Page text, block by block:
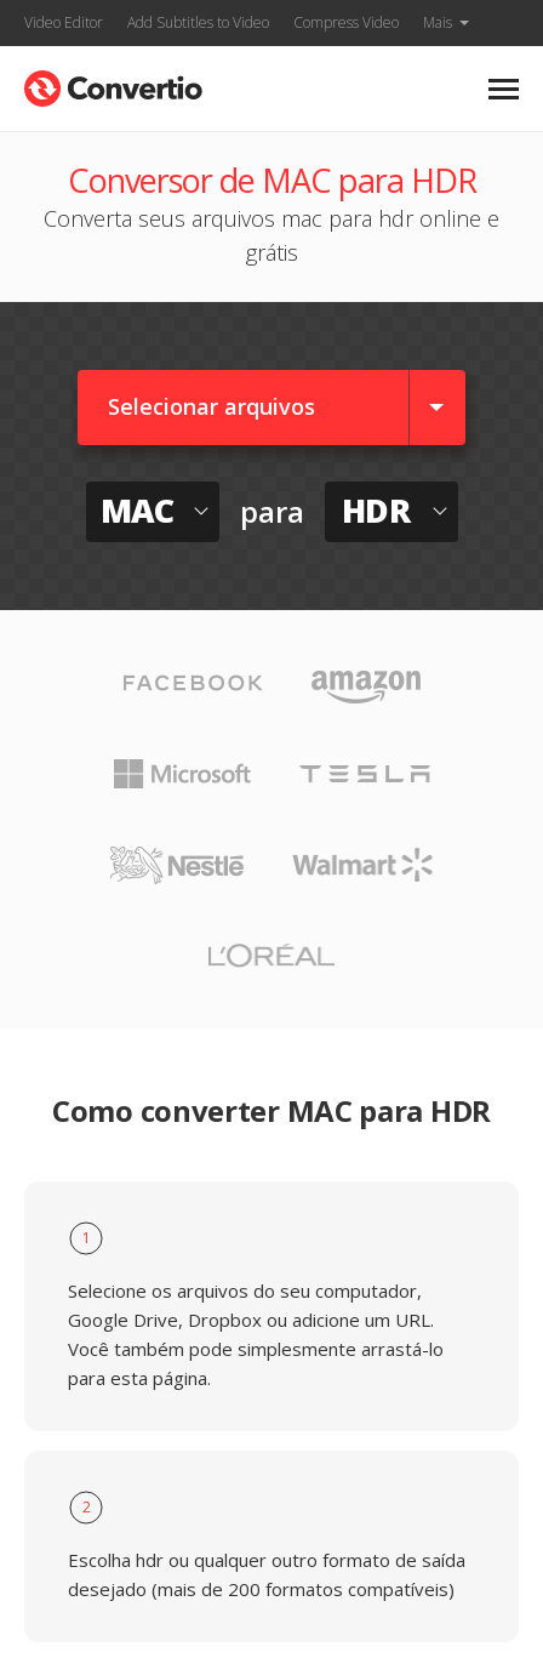
Video Editor Add Subtitles to Video Compress Video Mais
Conversor de MAC para HDR
Converta seus arquivos mac para hdr online e
grátis
Selecionar arquivos
MAC para HDR
Como converter MAC para HDR
1
Selecione os arquivos do seu computador,
Google Drive, Dropbox ou adicione um URL.
Você também pode simplesmente arrastá-lo
para esta página.
2
Escolha hdr ou qualquer outro formato de saída
desejado (mais de 200 formatos compatíveis)